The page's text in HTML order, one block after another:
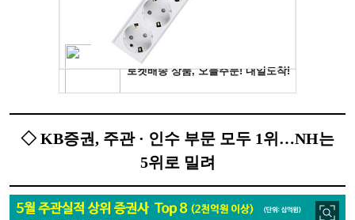
◇ KB증권, 주관 · 인수 부문 모두 1위…NH는
5위로 밀려